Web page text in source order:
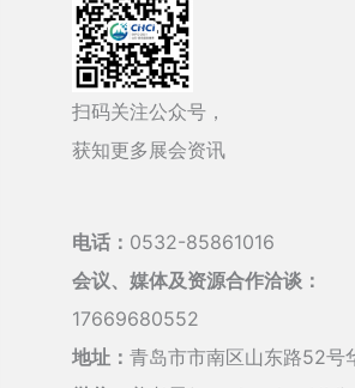
扫码关注公众号，
获知更多展会资讯
电话： 0532-85861016
会议、媒体及资源合作洽谈：
17669680552
地址： 青岛市市南区山东路52号